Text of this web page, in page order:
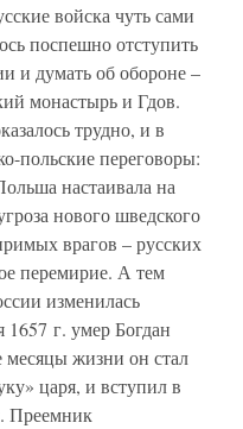
войска чуть сами
поспешно отступить
и думать об обороне –
монастырь и Гдов.
трудно, и в
польские переговоры:
настаивала на
нового шведского
врагов – русских
перемирие. А тем
изменилась
г. умер Богдан
жизни он стал
царя, и вступил в
Преемник